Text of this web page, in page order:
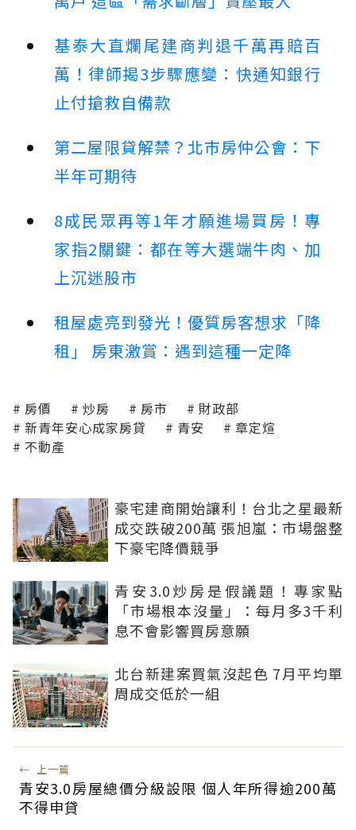
基泰大直爛尾建商判退千萬再賠百
萬！律師揭3步驟應變：快通知銀行
止付搶救自備款
第二屋限貸解禁？北市房仲公會：下
半年可期待
8成民眾再等1年才願進場買房！專
家指2關鍵：都在等大選端牛肉、加
上沉迷股市
租屋處亮到發光！優質房客想求「降
租」 房東激賞：遇到這種一定降
房價 炒房 房市
財政部
新青年安心成家房貸
青安
章定煊
不動產
豪宅建商開始讓利！台北之星最新
成交跌破200萬 張旭嵐：市場盤整
下豪宅降價競爭
青安3.0炒房是假議題！專家點
「市場根本沒量」：每月多3千利
息不會影響買房意願
北台新建案買氣沒起色 7月平均單
周成交低於一組
← 上一篇
青安3.0房屋總價分級設限 個人年所得逾200萬
不得申貸